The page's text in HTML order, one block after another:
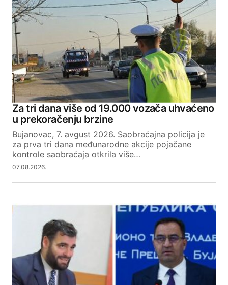
Za tri dana više od 19.000 vozača uhvaćeno
u prekoračenju brzine
Bujanovac, 7. avgust 2026. Saobraćajna policija je
za prva tri dana međunarodne akcije pojačane
kontrole saobraćaja otkrila više…
07.08.2026.